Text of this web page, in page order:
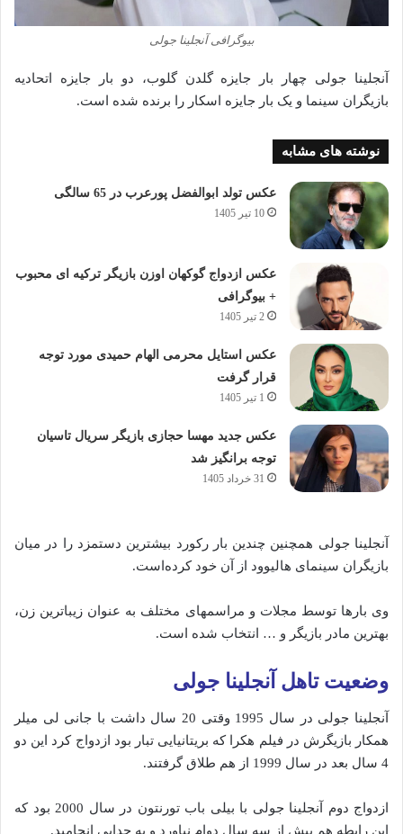
بیوگرافی آنجلینا جولی
آنجلینا جولی چهار بار جایزه گلدن گلوب، دو بار جایزه اتحادیه
بازیگران سینما و یک بار جایزه اسکار را برنده شده‌ است.
نوشته های مشابه
عکس تولد ابوالفضل پورعرب در 65 سالگی
10 تیر 1405
عکس ازدواج گوکهان اوزن بازیگر ترکیه ای محبوب
+ بیوگرافی
2 تیر 1405
عکس استایل محرمی الهام حمیدی مورد توجه
قرار گرفت
1 تیر 1405
عکس جدید مهسا حجازی بازیگر سریال تاسیان
توجه برانگیز شد
31 خرداد 1405
آنجلینا جولی همچنین چندین بار رکورد بیشترین دستمزد را در میان
بازیگران سینمای هالیوود از آن خود کرده‌است.
وی بارها توسط مجلات و مراسمهای مختلف به عنوان زیباترین زن،
بهترین مادر بازیگر و … انتخاب شده‌ است.
وضعیت تاهل آنجلینا جولی
آنجلینا جولی در سال 1995 وقتی 20 سال داشت با جانی لی میلر
همکار بازیگرش در فیلم هکرا که بریتانیایی تبار بود ازدواج کرد این دو
4 سال بعد در سال 1999 از هم طلاق گرفتند.
ازدواج دوم آنجلینا جولی با بیلی باب تورنتون در سال 2000 بود که
این رابطه هم بیش از سه سال دوام نیاورد و به جدایی انجامید.